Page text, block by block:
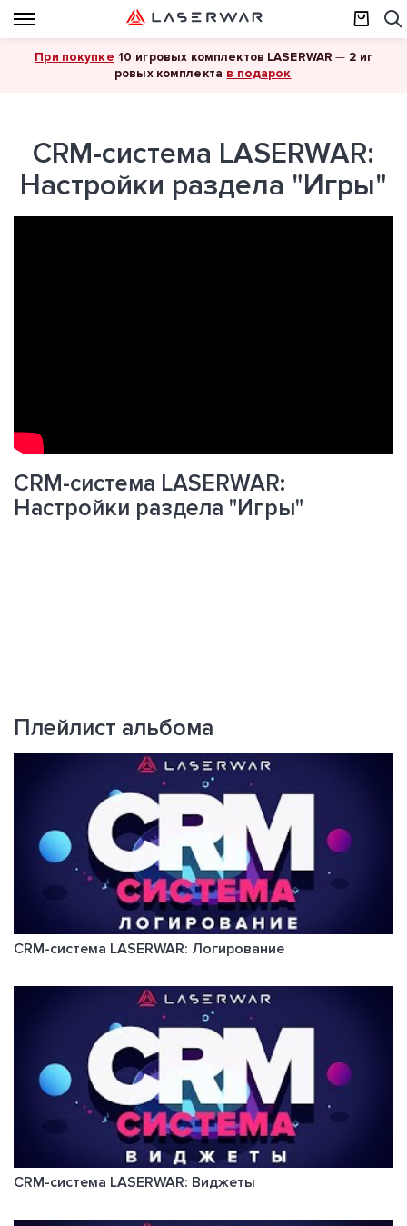
При покупке 10 игровых комплектов LASERWAR — 2 иг
ровых комплекта в подарок
CRM-система LASERWAR:
Настройки раздела "Игры"
CRM-система LASERWAR:
Настройки раздела "Игры"
Плейлист альбома
CRM-система LASERWAR: Логирование
CRM-система LASERWAR: Виджеты